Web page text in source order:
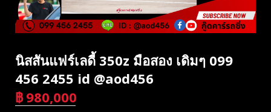
นิสสันแฟร์เลดี้ 350z มือสอง เดิมๆ 099
456 2455 id @aod456
฿ 980,000